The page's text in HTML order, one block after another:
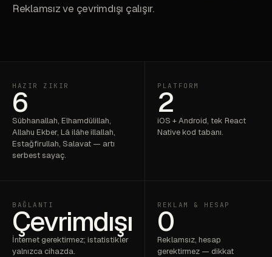
Reklamsız ve çevrimdışı çalışır.
HAZIR ZIKIR
6
Sübhanallah, Elhamdülillah,
Allahu Ekber, Lâ ilâhe illallah,
Estağfirullah, Salavat — artı
serbest sayaç.
PLATFORM
2
iOS + Android, tek React
Native kod tabanı.
BAĞLANTI
Çevrimdışı
İnternet gerektirmez; istatistikler
yalnızca cihazda.
REKLAM & HESAP
0
Reklamsız, hesap
gerektirmez — dikkat